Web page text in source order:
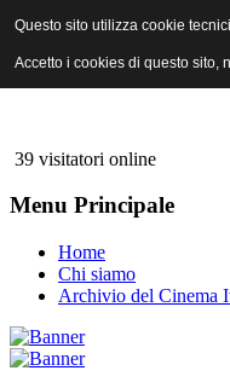
ANICA | Associazione
39 visitatori online
Menu Principale
Home
Chi siamo
Archivio del Cinema
Questo sito utilizza cookie
Accetto i cookies di questo sito,
Questo sito utilizza cookie
Accetto i cookies di questo sito,